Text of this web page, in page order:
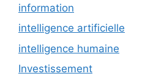
information
intelligence artificielle
intelligence humaine
Investissement